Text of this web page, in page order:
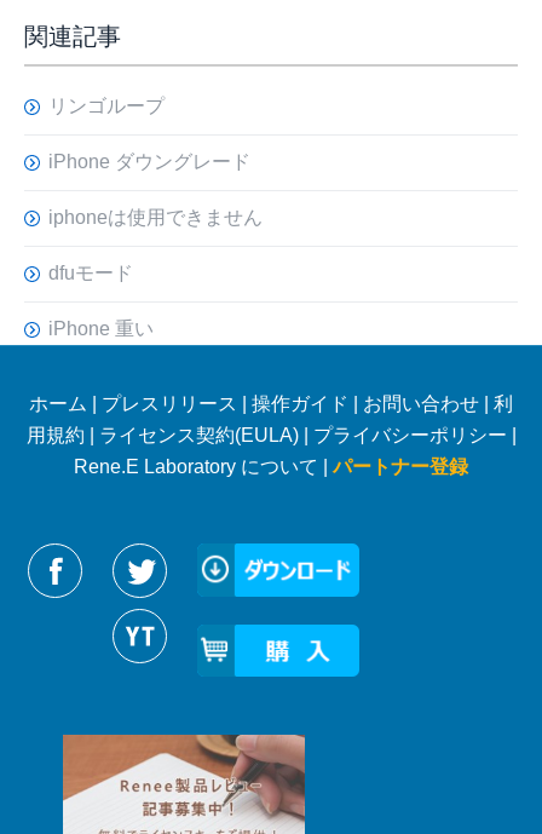
関連記事
リンゴループ
iPhone ダウングレード
iphoneは使用できません
dfuモード
iPhone 重い
ホーム プレスリリース 操作ガイド お問い合わせ
利
用規約
ライセンス契約(EULA)| プライバシーポリシー
Rene.E Laboratory について |パートナー登録
Reneelabをフォローする